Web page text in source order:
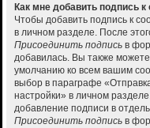
Как мне добавить подпись
Чтобы добавить подпись к
в личном разделе. После
Присоединить подпись в
добавилась. Вы также
умолчанию ко всем вашим
выбор в параграфе
настройки» в личном
добавление подписи в
Присоединить подпись в